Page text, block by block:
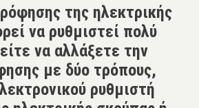
της ηλεκτρικής
να ρυθμιστεί πολύ
να αλλάξετε την
με δύο τρόπους,
ρυθμιστή